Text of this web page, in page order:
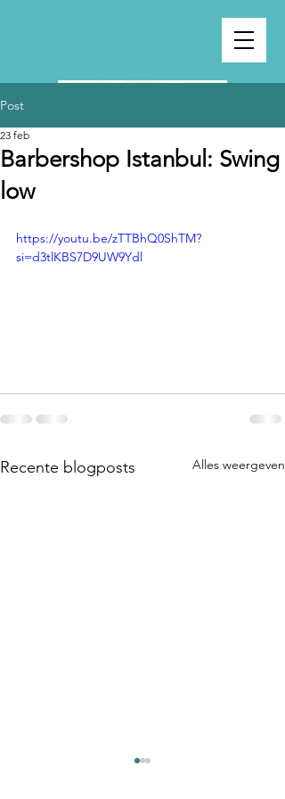
Post
Barbershop Istanbul: Swing
low
23 feb
https://youtu.be/zTTBhQ0ShTM?
si=d3tlKBS7D9UW9Ydl
Recente blogposts Alles weergeven